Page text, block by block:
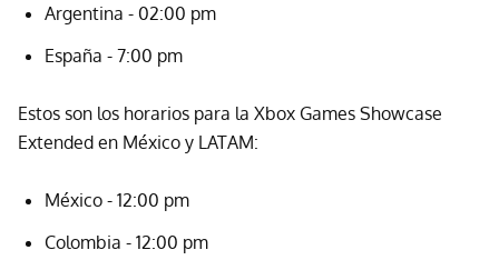
Argentina - 02:00 pm
España - 7:00 pm
Estos son los horarios para la Xbox Games Showcase
Extended en México y LATAM:
México - 12:00 pm
Colombia - 12:00 pm